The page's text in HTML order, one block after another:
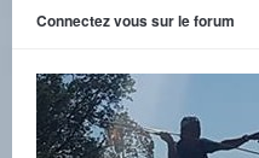
Connectez vous sur le forum